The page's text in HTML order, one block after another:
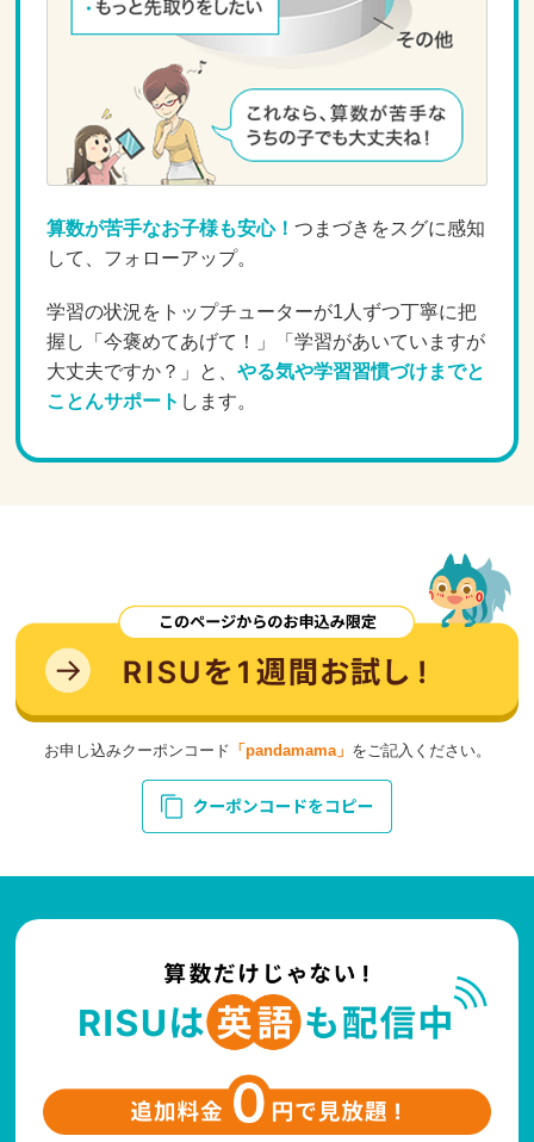
算数が苦手なお子様も安心！つまづきをスグに感知
して、フォローアップ。
学習の状況をトップチューターが1人ずつ丁寧に把
握し「今褒めてあげて！」「学習があいていますが
大丈夫ですか？」と、やる気や学習習慣づけまでと
ことんサポート します。
お申し込みクーポンコード 「pandamama」 をご記入ください。